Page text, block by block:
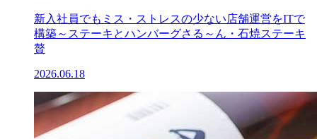
新入社員でもミス・ストレスの少ない店舗運営をITで
構築～ステーキとハンバーグさる～ん・石焼ステーキ
贅
2026.06.18